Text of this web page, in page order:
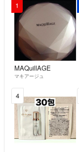
1
MAQuillAGE
マキアージュ
4